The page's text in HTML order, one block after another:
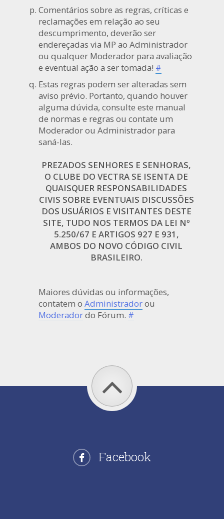
Comentários sobre as regras, críticas e
reclamações em relação ao seu
descumprimento, deverão ser
endereçadas via MP ao Administrador
ou qualquer Moderador para avaliação
e eventual ação a ser tomada! #
Estas regras podem ser alteradas sem
aviso prévio. Portanto, quando houver
alguma dúvida, consulte este manual
de normas e regras ou contate um
Moderador ou Administrador para
saná-las.
PREZADOS SENHORES E SENHORAS,
O CLUBE DO VECTRA SE ISENTA DE
QUAISQUER RESPONSABILIDADES
CIVIS SOBRE EVENTUAIS DISCUSSÕES
DOS USUÁRIOS E VISITANTES DESTE
SITE, TUDO NOS TERMOS DA LEI Nº
5.250/67 E ARTIGOS 927 E 931,
AMBOS DO NOVO CÓDIGO CIVIL
BRASILEIRO.
Maiores dúvidas ou informações,
contatem oAdministradorou
Moderadordo Fórum. #
Facebook